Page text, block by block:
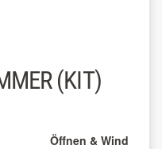
(KIT)
Öffnen & Wind